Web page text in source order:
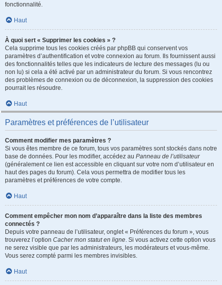
fonctionnalité.
Haut
À quoi sert « Supprimer les cookies » ?
Cela supprime tous les cookies créés par phpBB qui conservent vos
paramètres d’authentification et votre connexion au forum. Ils fournissent aussi
des fonctionnalités telles que les indicateurs de lecture des messages (lu ou
non lu) si cela a été activé par un administrateur du forum. Si vous rencontrez
des problèmes de connexion ou de déconnexion, la suppression des cookies
pourrait les résoudre.
Haut
Paramètres et préférences de l’utilisateur
Comment modifier mes paramètres ?
Si vous êtes membre de ce forum, tous vos paramètres sont stockés dans notre
base de données. Pour les modifier, accédez au Panneau de l’utilisateur
(généralement ce lien est accessible en cliquant sur votre nom d’utilisateur en
haut des pages du forum). Cela vous permettra de modifier tous les
paramètres et préférences de votre compte.
Haut
Comment empêcher mon nom d’apparaître dans la liste des membres
connectés ?
Depuis votre panneau de l’utilisateur, onglet « Préférences du forum », vous
trouverez l’option Cacher mon statut en ligne. Si vous activez cette option vous
ne serez visible que par les administrateurs, les modérateurs et vous-même.
Vous serez compté parmi les membres invisibles.
Haut